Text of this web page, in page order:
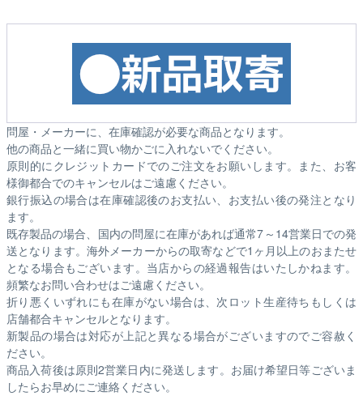
問屋・メーカーに、在庫確認が必要な商品となります。
他の商品と一緒に買い物かごに入れないでください。
原則的にクレジットカードでのご注文をお願いします。また、お客
様御都合でのキャンセルはご遠慮ください。
銀行振込の場合は在庫確認後のお支払い、お支払い後の発注となり
ます。
既存製品の場合、国内の問屋に在庫があれば通常7～14営業日での発
送となります。海外メーカーからの取寄などで1ヶ月以上のおまたせ
となる場合もございます。 当店からの経過報告はいたしかねます。
頻繁なお問い合わせはご遠慮ください。
折り悪くいずれにも在庫がない場合は、次ロット生産待ちもしくは
店舗都合キャンセルとなります。
新製品の場合は対応が上記と異なる場合がございますのでご容赦く
ださい。
商品入荷後は原則2営業日内に発送します。お届け希望日等ございま
したらお早めにご連絡ください。